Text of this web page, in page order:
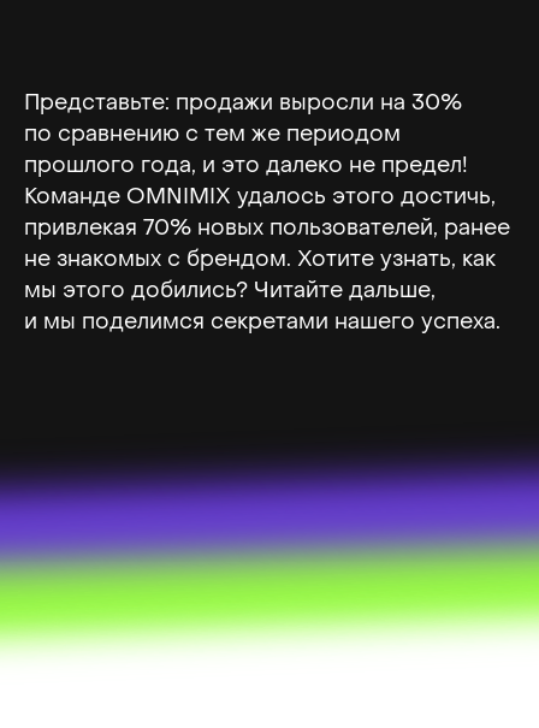
Представьте: продажи выросли на 30%
по сравнению с тем же периодом
прошлого года, и это далеко не предел!
Команде OMNIMIX удалось этого достичь,
привлекая 70% новых пользователей, ранее
не знакомых с брендом. Хотите узнать, как
мы этого добились? Читайте дальше,
и мы поделимся секретами нашего успеха.